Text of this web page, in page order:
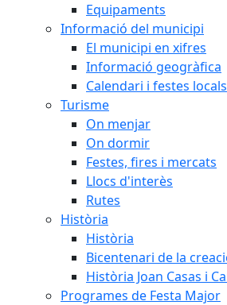
Equipaments
Informació del municipi
El municipi en xifres
Informació geogràfica
Calendari i festes locals
Turisme
On menjar
On dormir
Festes, fires i mercats
Llocs d'interès
Rutes
Història
Història
Bicentenari de la
Història Joan Casas i
Programes de Festa Major